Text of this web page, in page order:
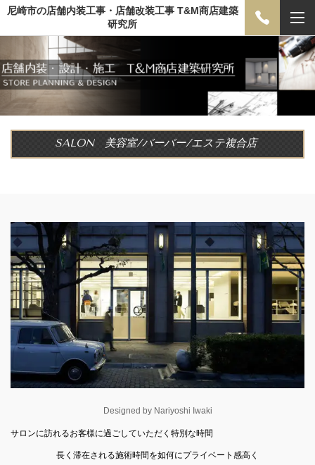
尼崎市の店舗内装工事・店舗改装工事 T&M商店建築
研究所
SALON 美容室/バーバー/エステ複合店
Designed by Nariyoshi Iwaki
サロンに訪れるお客様に過ごしていただく特別な時間
長く滞在される施術時間を如何にプライベート感高く